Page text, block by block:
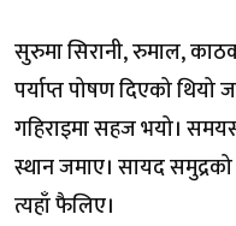
सुरुमा सिरानी, रुमाल,
पर्याप्त पोषण दिएको
गहिराइमा सहज भयो।
स्थान जमाए। सायद
त्यहाँ फैलिए।